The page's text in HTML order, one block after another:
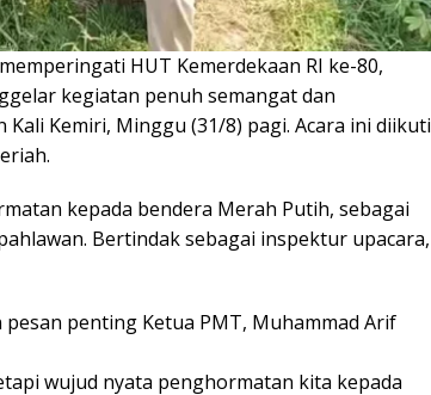
HUT Kemerdekaan RI ke-80,
kegiatan penuh semangat dan
Kemiri, Minggu (31/8) pagi. Acara ini diikuti
kepada bendera Merah Putih, sebagai
Bertindak sebagai inspektur upacara,
penting Ketua PMT, Muhammad Arif
wujud nyata penghormatan kita kepada